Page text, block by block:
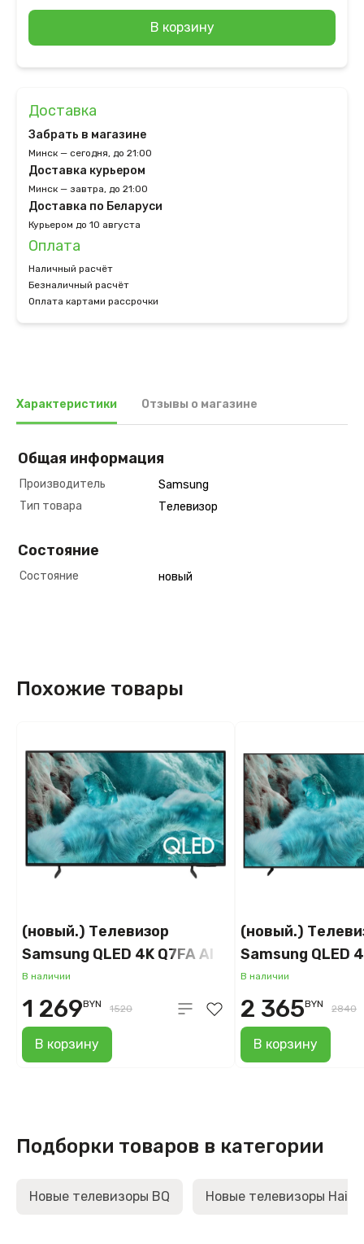
В корзину
Доставка
Забрать в магазине
Минск — сегодня, до 21:00
Доставка курьером
Минск — завтра, до 21:00
Доставка по Беларуси
Курьером до 10 августа
Оплата
Наличный расчёт
Безналичный расчёт
Оплата картами рассрочки
Характеристики Отзывы о магазине
Общая информация
Производитель
Samsung
Тип товара
Телевизор
Состояние
Состояние новый
Похожие товары
(новый.) Телевизор
Samsung QLED 4K Q7FA AI
QE43Q7FAAUXRU
В наличии
В корзину
1 269BYN 1520
(новый.)
Samsung QLED
В наличии
В корзину
2 365BYN 2840
Подборки товаров в категории
Новые телевизоры BQ Новые телевизоры Haier